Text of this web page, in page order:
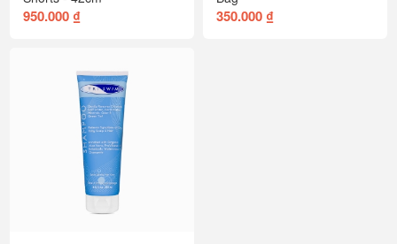
950.000 ₫ 350.000 ₫